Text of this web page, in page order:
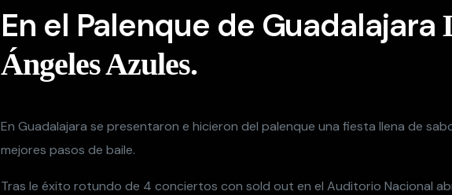
En el Palenque de Guadalajara
Ángeles Azules.
En Guadalajara se presentaron e hicieron del palenque una fiesta llena de
mejores pasos de baile.
Tras le éxito rotundo de 4 conciertos con sold out en el Auditorio Nacional